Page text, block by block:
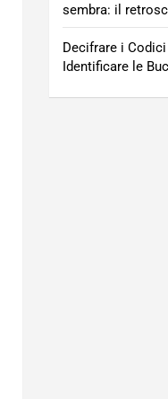
sembra: il
Decifrare i
Identificare le